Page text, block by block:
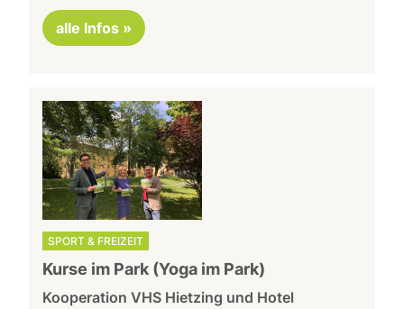
alle Infos »
SPORT & FREIZEIT
Kurse im Park (Yoga im Park)
Kooperation VHS Hietzing und Hotel